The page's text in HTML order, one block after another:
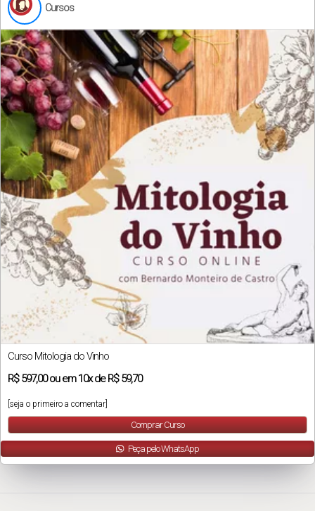
Cursos
Curso Mitologia do Vinho
R$597,00ou em10xdeR$ 59,70
[seja o primeiro a comentar]
Comprar Curso
Peça pelo WhatsApp